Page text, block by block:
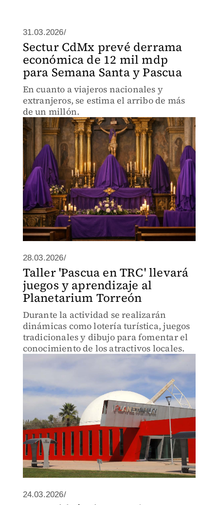
31.03.2026/
Sectur CdMx prevé derrama
económica de 12 mil mdp
para Semana Santa y Pascua
En cuanto a viajeros nacionales y
extranjeros, se estima el arribo de más
de un millón.
28.03.2026/
Taller 'Pascua en TRC' llevará
juegos y aprendizaje al
Planetarium Torreón
Durante la actividad se realizarán
dinámicas como lotería turística, juegos
tradicionales y dibujo para fomentar el
conocimiento de los atractivos locales.
24.03.2026/